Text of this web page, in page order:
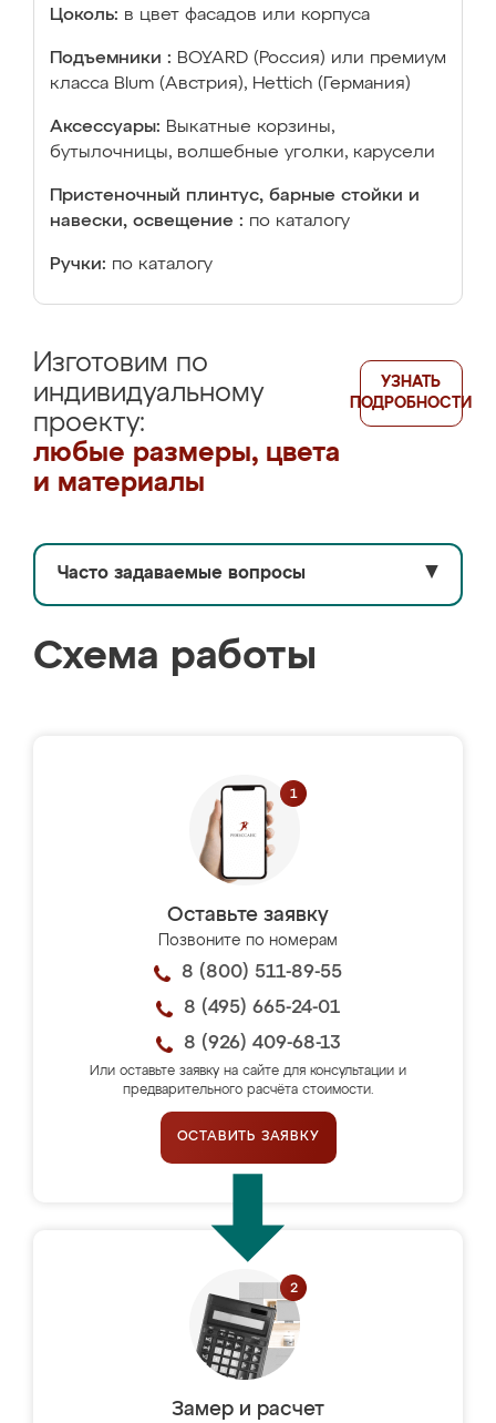
Цоколь: в цвет фасадов или корпуса
Подъемники : BOYARD (Россия) или премиум
класса Blum (Австрия), Hettich (Германия)
Аксессуары: Выкатные корзины,
бутылочницы, волшебные уголки, карусели
Пристеночный плинтус, барные стойки и
навески, освещение : по каталогу
Ручки: по каталогу
Изготовим по
индивидуальному
проекту:
любые размеры, цвета
и материалы
УЗНАТЬ
ПОДРОБНОСТИ
Часто задаваемые вопросы ▼
Схема работы
Оставьте заявку
Позвоните по номерам
8 (800) 511-89-55
8 (495) 665-24-01
8 (926) 409-68-13
Или оставьте заявку на сайте для консультации и
предварительного расчёта стоимости.
ОСТАВИТЬ ЗАЯВКУ
Замер и расчет